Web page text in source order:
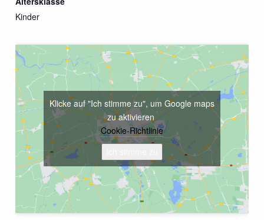
Kinder
Klicke auf "Ich stimme zu", um Google maps
zu aktivieren
Cookie-Richtlinie